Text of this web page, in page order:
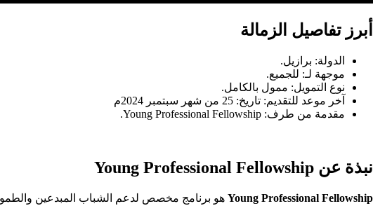
أبرز تفاصيل الزمالة
الدولة: برازيل.
موجهة لـ: للجميع.
نوع التمويل: ممول بالكامل.
آخر موعد للتقديم: تاريخ: 25 من شهر سبتمبر 2024م
مقدمة من طرف: Young Professional Fellowship.
نبذة عن Young Professional Fellowship
Young Professional Fellowship هو برنامج مخصص لدعم الشباب المبدعين